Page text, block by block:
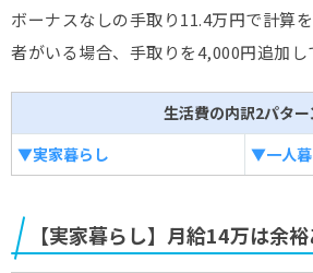
ボーナスなしの手取り11.4万円で計算
者がいる場合、手取りを4,000円追加し
生活費の内訳2パター
▼実家暮らし
▼一人暮
【実家暮らし】月給14万は余